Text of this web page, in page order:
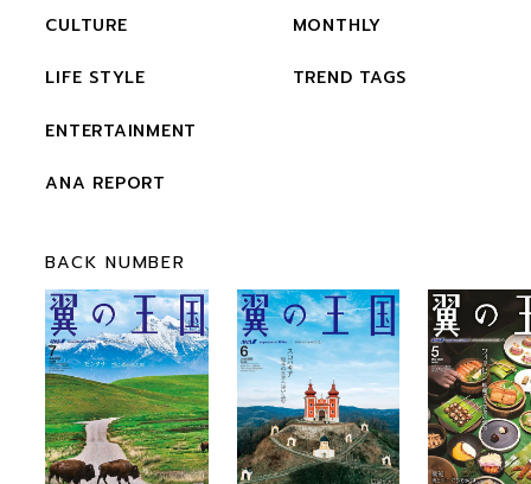
CULTURE
LIFE STYLE
ENTERTAINMENT
ANA REPORT
MONTHLY
TREND TAGS
BACK NUMBER